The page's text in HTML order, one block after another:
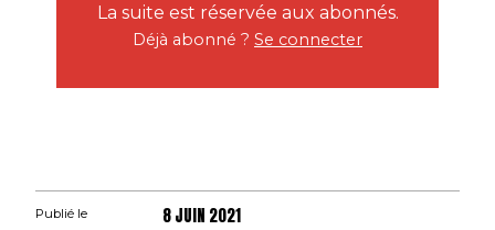
La suite est réservée aux abonnés.
Déjà abonné ? Se connecter
Publié le 8 JUIN 2021